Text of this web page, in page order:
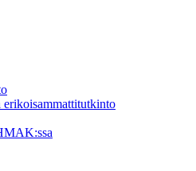
erikoisammattitutkinto